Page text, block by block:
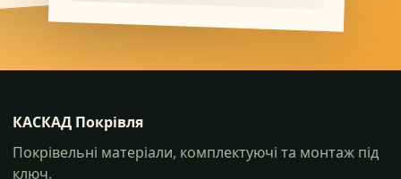
КАСКАД Покрівля
Покрівельні матеріали, комплектуючі та монтаж під
ключ.